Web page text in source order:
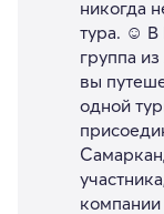
никогда
тура. ☺️ В
группа
вы
одной